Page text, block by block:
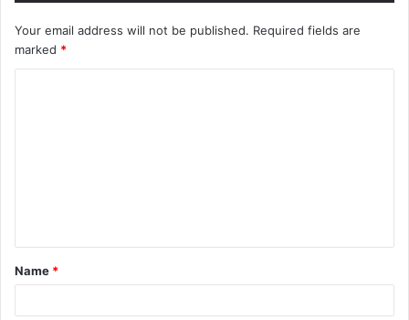
Your email address will not be published. Required fields are
marked *
t
*
Name *